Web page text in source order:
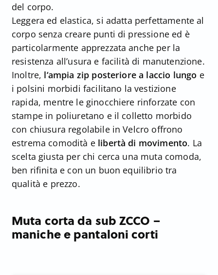
del corpo.
Leggera ed elastica, si adatta perfettamente al
corpo senza creare punti di pressione ed è
particolarmente apprezzata anche per la
resistenza all’usura e facilità di manutenzione.
Inoltre, l‘ampia zip posteriore a laccio lungo e
i polsini morbidi facilitano la vestizione
rapida, mentre le ginocchiere rinforzate con
stampe in poliuretano e il colletto morbido
con chiusura regolabile in Velcro offrono
estrema comodità e libertà di movimento. La
scelta giusta per chi cerca una muta comoda,
ben rifinita e con un buon equilibrio tra
qualità e prezzo.
Muta corta da sub ZCCO –
maniche e pantaloni corti